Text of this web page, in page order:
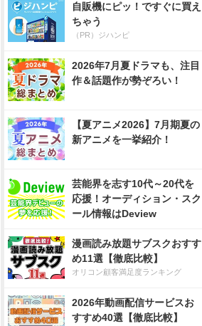
自販機にピッ！ですぐに買え
ちゃう
（PR）ジハンピ
2026年7月夏ドラマも、注目
作＆話題作が勢ぞろい！
【夏アニメ2026】7月期夏の
新アニメを一挙紹介！
芸能界を志す10代～20代を
応援！オーディション・スク
ール情報はDeview
漫画読み放題サブスクおすす
め11選【徹底比較】
オリコン顧客満足度ランキング
2026年動画配信サービスお
すすめ40選【徹底比較】